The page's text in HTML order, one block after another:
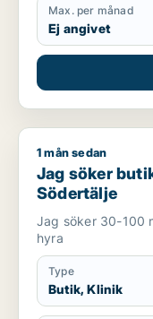
Max. per månad
Ej angivet
Jag söker butik
1 mån sedan
Jag söker
Södertälje
Jag söker 30-100
hyra
Type
Butik, Klinik